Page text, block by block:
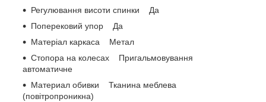
Регулювання висоти спинки Да
Поперековий упор Да
Матеріал каркаса Метал
Стопора на колесах Пригальмовування
автоматичне
Материал обивки Тканина меблева
(повітропроникна)